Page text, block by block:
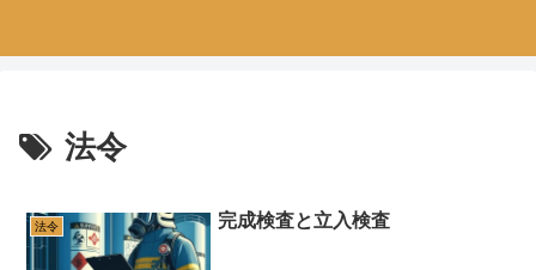
法令
法令 完成検査と立入検査